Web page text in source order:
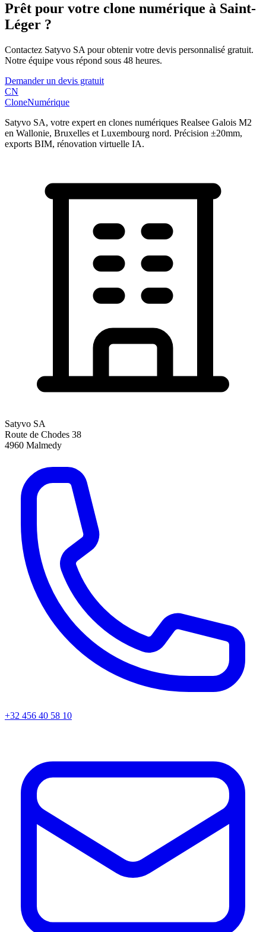
Prêt pour votre clone numérique à Saint-
Léger ?
Contactez Satyvo SA pour obtenir votre devis personnalisé gratuit.
Notre équipe vous répond sous 48 heures.
Demander un devis gratuit
CN
CloneNumérique
Satyvo SA, votre expert en clones numériques Realsee Galois M2
en Wallonie, Bruxelles et Luxembourg nord. Précision ±20mm,
exports BIM, rénovation virtuelle IA.
Satyvo SA
Route de Chodes 38
4960 Malmedy
+32 456 40 58 10